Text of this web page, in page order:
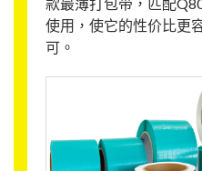
使用，使它的性价比更
可。